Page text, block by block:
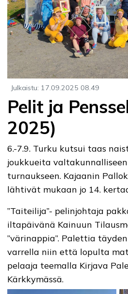
Julkaistu: 17.09.2025 08.49
Pelit ja
2025)
6.-7.9. Turku kutsui taas
joukkueita
turnaukseen. Kajaanin
lähtivät mukaan jo 14.
”Taiteilija”- pelinjohtaja
iltapäivänä Kainuun
”värinappia”. Palettia
varrella niin että lopulta
pelaaja teemalla Kirjava
Kärkkymässä.